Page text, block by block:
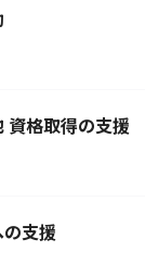
資格取得の支援
支援